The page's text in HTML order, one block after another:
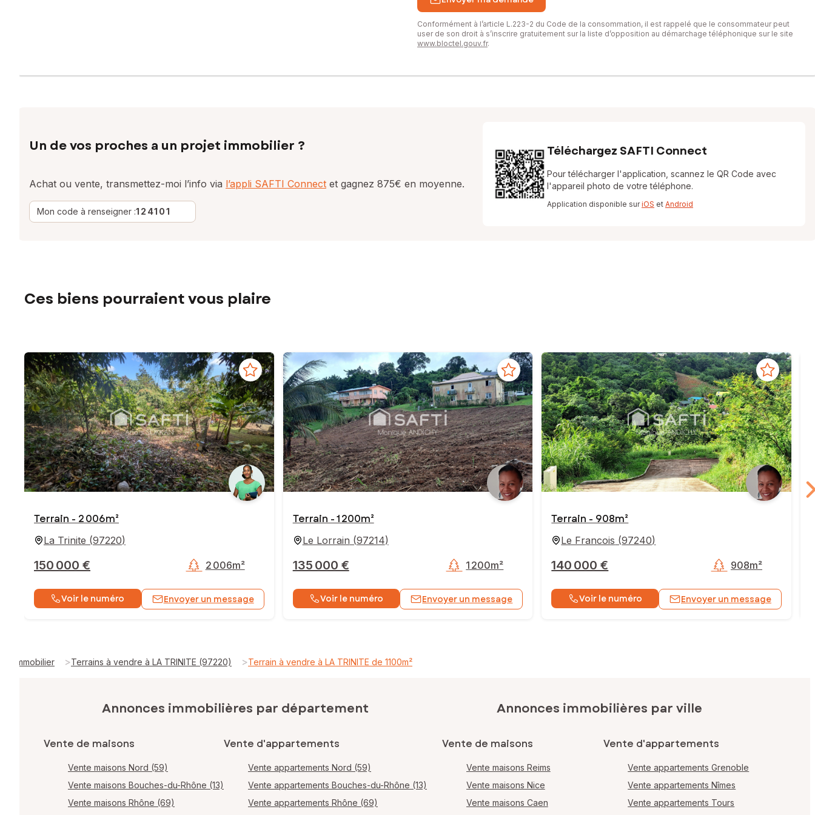
Conformément à l’article L.223-2 du Code de la consommation, il est rappelé que le consommateur peut
user de son droit à s’inscrire gratuitement sur la liste d’opposition au démarchage téléphonique sur le site
www.bloctel.gouv.fr.
Un de vos proches a un projet immobilier ?
Achat ou vente, transmettez-moi l’info via l’appli SAFTI Connect et gagnez 875€ en moyenne.
Mon code à renseigner :124101
Téléchargez SAFTI Connect
Pour télécharger l'application, scannez le QR Code avec
l'appareil photo de votre téléphone.
Application disponible suriOS et Android
Ces biens pourraient vous plaire
Terrain - 2 006m²
La Trinite (97220)
150 000 € 2 006m²
Voir le numéro Envoyer un message
Terrain - 1 200m²
Le Lorrain (97214)
135 000 € 1 200m²
Voir le numéro Envoyer un message
Terrain - 908m²
Le Francois (97240)
140 000 € 908m²
Voir le numéro Envoyer un message
Immobilier >Terrains à vendre à LA TRINITE (97220) >Terrain à vendre à LA TRINITE de 1100m²
Annonces immobilières par département
Vente de maisons
Vente maisons Nord (59)
Vente maisons Bouches-du-Rhône (13)
Vente maisons Rhône (69)
Vente d'appartements
Vente appartements Nord (59)
Vente appartements Bouches-du-Rhône (13)
Vente appartements Rhône (69)
Annonces immobilières par ville
Vente de maisons
Vente maisons Reims
Vente maisons Nice
Vente maisons Caen
Vente d'appartements
Vente appartements Grenoble
Vente appartements Nîmes
Vente appartements Tours